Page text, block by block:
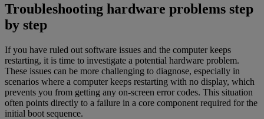
Troubleshooting hardware problems step
by step
If you have ruled out software issues and the computer keeps
restarting, it is time to investigate a potential hardware problem.
These issues can be more challenging to diagnose, especially in
scenarios where a computer keeps restarting with no display, which
prevents you from getting any on-screen error codes. This situation
often points directly to a failure in a core component required for the
initial boot sequence.